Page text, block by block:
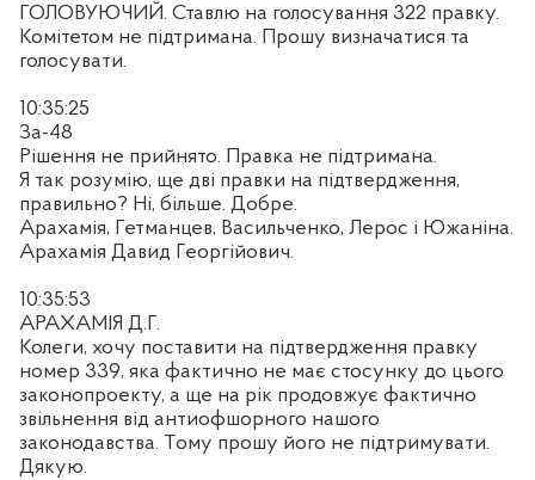
ГОЛОВУЮЧИЙ. Ставлю на голосування 322 правку.
Комітетом не підтримана. Прошу визначатися та
голосувати.
10:35:25
За-48
Рішення не прийнято. Правка не підтримана.
Я так розумію, ще дві правки на підтвердження,
правильно? Ні, більше. Добре.
Арахамія, Гетманцев, Васильченко, Лерос і Южаніна.
Арахамія Давид Георгійович.
10:35:53
АРАХАМІЯ Д.Г.
Колеги, хочу поставити на підтвердження правку
номер 339, яка фактично не має стосунку до цього
законопроекту, а ще на рік продовжує фактично
звільнення від антиофшорного нашого
законодавства. Тому прошу його не підтримувати.
Дякую.